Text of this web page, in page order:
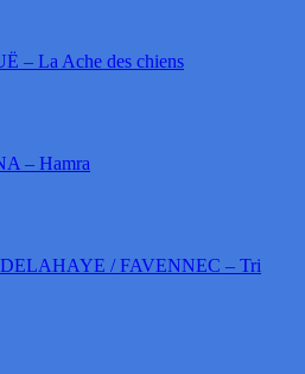
– La Ache des chiens
– Hamra
/ FAVENNEC – Tri